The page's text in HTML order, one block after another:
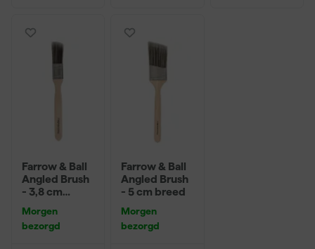
Farrow & Ball
Angled Brush
- 3,8 cm
Morgen
bezorgd
Farrow & Ball
Angled Brush
- 5 cm breed
Morgen
bezorgd